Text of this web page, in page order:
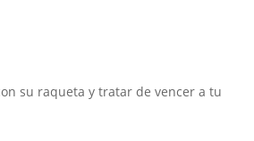
su raqueta y tratar de vencer a tu